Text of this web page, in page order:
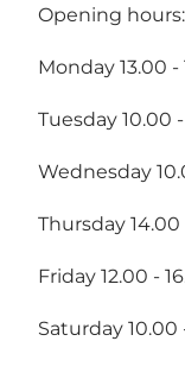
Opening hours:
Monday 13.00 -
Tuesday 10.00
Wednesday
Thursday 14.00
Friday 12.00 -
Saturday 10.00